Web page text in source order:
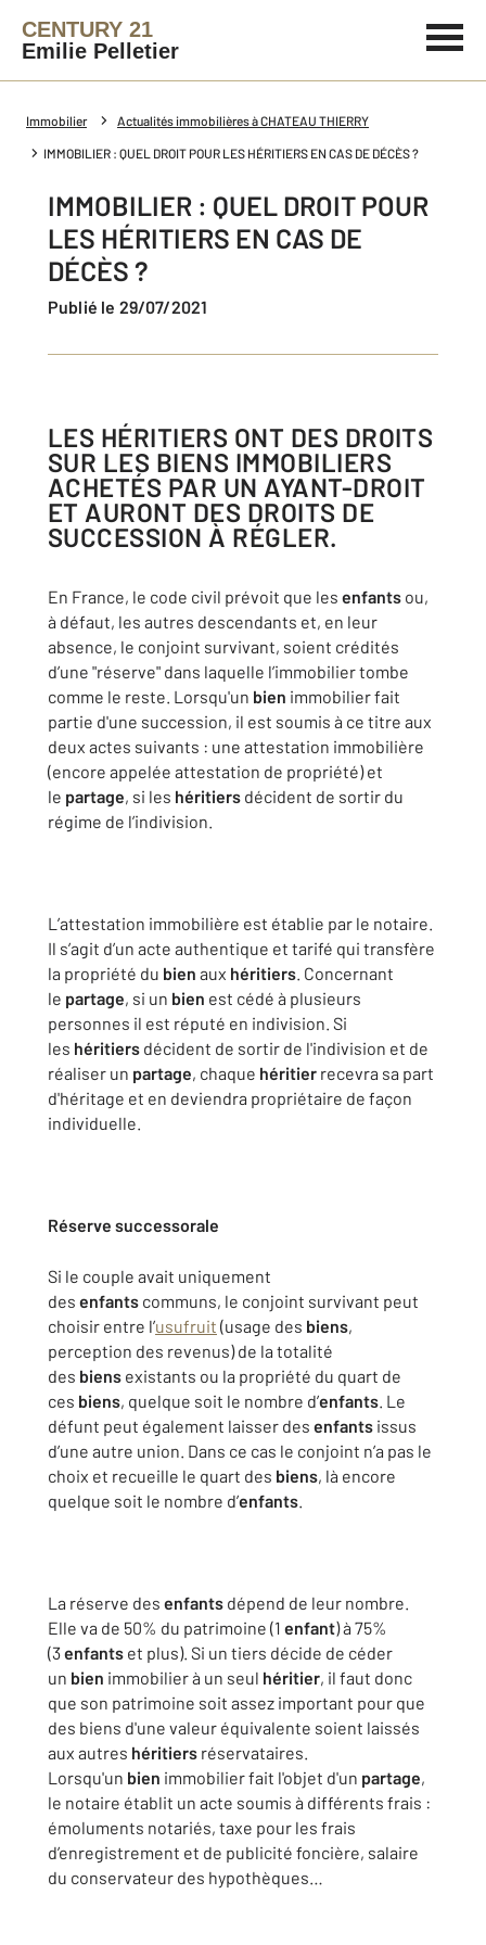
CENTURY 21
Emilie Pelletier
Immobilier Actualités immobilières à CHATEAU THIERRY
IMMOBILIER : QUEL DROIT POUR LES HÉRITIERS EN CAS DE DÉCÈS ?
IMMOBILIER : QUEL DROIT POUR
LES HÉRITIERS EN CAS DE
DÉCÈS ?
Publié le 29/07/2021
LES HÉRITIERS ONT DES DROITS
SUR LES BIENS IMMOBILIERS
ACHETÉS PAR UN AYANT-DROIT
ET AURONT DES DROITS DE
SUCCESSION À RÉGLER.
En France, le code civil prévoit que les enfants ou,
à défaut, les autres descendants et, en leur
absence, le conjoint survivant, soient crédités
d’une "réserve" dans laquelle l’immobilier tombe
comme le reste. Lorsqu'un bien immobilier fait
partie d'une succession, il est soumis à ce titre aux
deux actes suivants : une attestation immobilière
(encore appelée attestation de propriété) et
le partage, si les héritiers décident de sortir du
régime de l’indivision.
L’attestation immobilière est établie par le notaire.
Il s’agit d’un acte authentique et tarifé qui transfère
la propriété du bien aux héritiers. Concernant
le partage, si un bien est cédé à plusieurs
personnes il est réputé en indivision. Si
les héritiers décident de sortir de l'indivision et de
réaliser un partage, chaque héritier recevra sa part
d'héritage et en deviendra propriétaire de façon
individuelle.
Réserve successorale
Si le couple avait uniquement
des enfants communs, le conjoint survivant peut
choisir entre l’usufruit (usage des biens,
perception des revenus) de la totalité
des biens existants ou la propriété du quart de
ces biens, quelque soit le nombre d’enfants. Le
défunt peut également laisser des enfants issus
d’une autre union. Dans ce cas le conjoint n’a pas le
choix et recueille le quart des biens, là encore
quelque soit le nombre d’enfants.
La réserve des enfants dépend de leur nombre.
Elle va de 50% du patrimoine (1 enfant) à 75%
(3enfants et plus). Si un tiers décide de céder
un bien immobilier à un seul héritier, il faut donc
que son patrimoine soit assez important pour que
des biens d'une valeur équivalente soient laissés
aux autres héritiers réservataires.
Lorsqu'un bien immobilier fait l'objet d'un partage,
le notaire établit un acte soumis à différents frais :
émoluments notariés, taxe pour les frais
d’enregistrement et de publicité foncière, salaire
du conservateur des hypothèques…